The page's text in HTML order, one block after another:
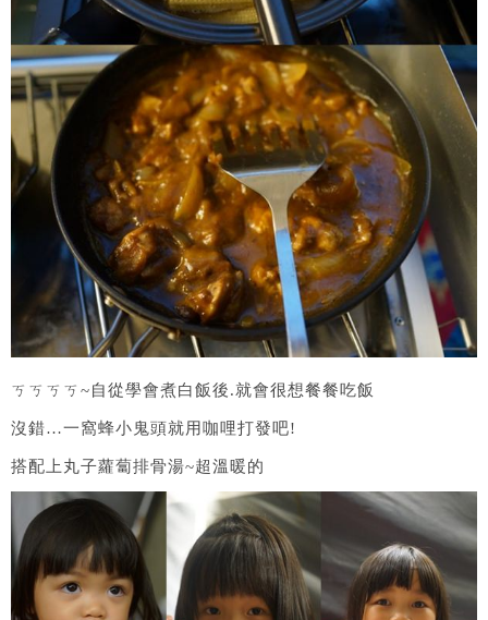
ㄎㄎㄎㄎ~自從學會煮白飯後.就會很想餐餐吃飯
沒錯…一窩蜂小鬼頭就用咖哩打發吧!
搭配上丸子蘿蔔排骨湯~超溫暖的